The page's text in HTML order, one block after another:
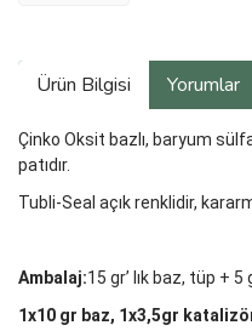
Ürün Bilgisi Yorumlar
Çinko Oksit bazlı, baryum
patıdır.
Tubli-Seal açık renklidir,
Ambalaj:15 gr’ lık baz, tüp + 5
1x10 gr baz, 1x3,5gr